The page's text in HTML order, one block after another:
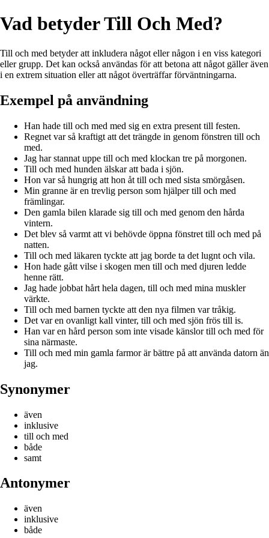
Vad betyder Till Och Med?
Till och med betyder att inkludera något eller någon i en viss kategori
eller grupp. Det kan också användas för att betona att något gäller även
i en extrem situation eller att något överträffar förväntningarna.
Exempel på användning
Han hade till och med med sig en extra present till festen.
Regnet var så kraftigt att det trängde in genom fönstren till och
med.
Jag har stannat uppe till och med klockan tre på morgonen.
Till och med hunden älskar att bada i sjön.
Hon var så hungrig att hon åt till och med sista smörgåsen.
Min granne är en trevlig person som hjälper till och med
främlingar.
Den gamla bilen klarade sig till och med genom den hårda
vintern.
Det blev så varmt att vi behövde öppna fönstret till och med på
natten.
Till och med läkaren tyckte att jag borde ta det lugnt och vila.
Hon hade gått vilse i skogen men till och med djuren ledde
henne rätt.
Jag hade jobbat hårt hela dagen, till och med mina muskler
värkte.
Till och med barnen tyckte att den nya filmen var tråkig.
Det var en ovanligt kall vinter, till och med sjön frös till is.
Han var en hård person som inte visade känslor till och med för
sina närmaste.
Till och med min gamla farmor är bättre på att använda datorn än
jag.
Synonymer
även
inklusive
till och med
både
samt
Antonymer
även
inklusive
både